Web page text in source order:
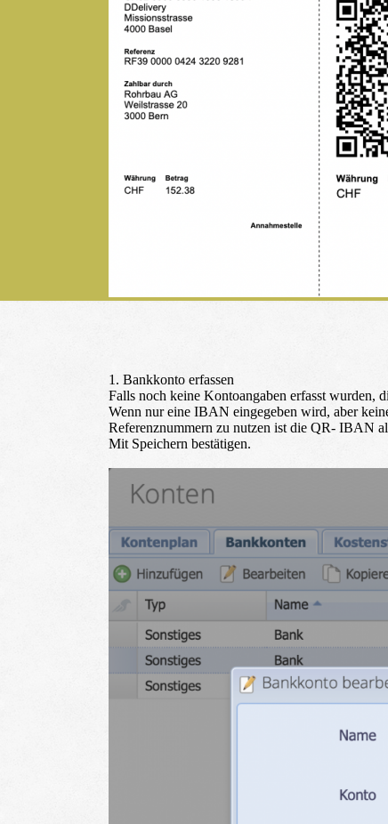
1. Bankkonto erfassen
Falls noch keine Kontoangaben erfasst wurden,
Wenn nur eine IBAN eingegeben wird, aber
Referenznummern zu nutzen ist die QR- IBAN
Mit Speichern bestätigen.